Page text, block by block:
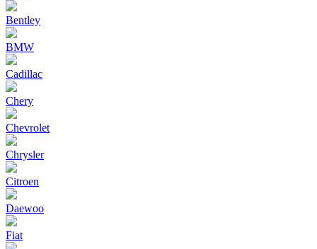
Bentley
BMW
Cadillac
Chery
Chevrolet
Chrysler
Citroen
Daewoo
Fiat